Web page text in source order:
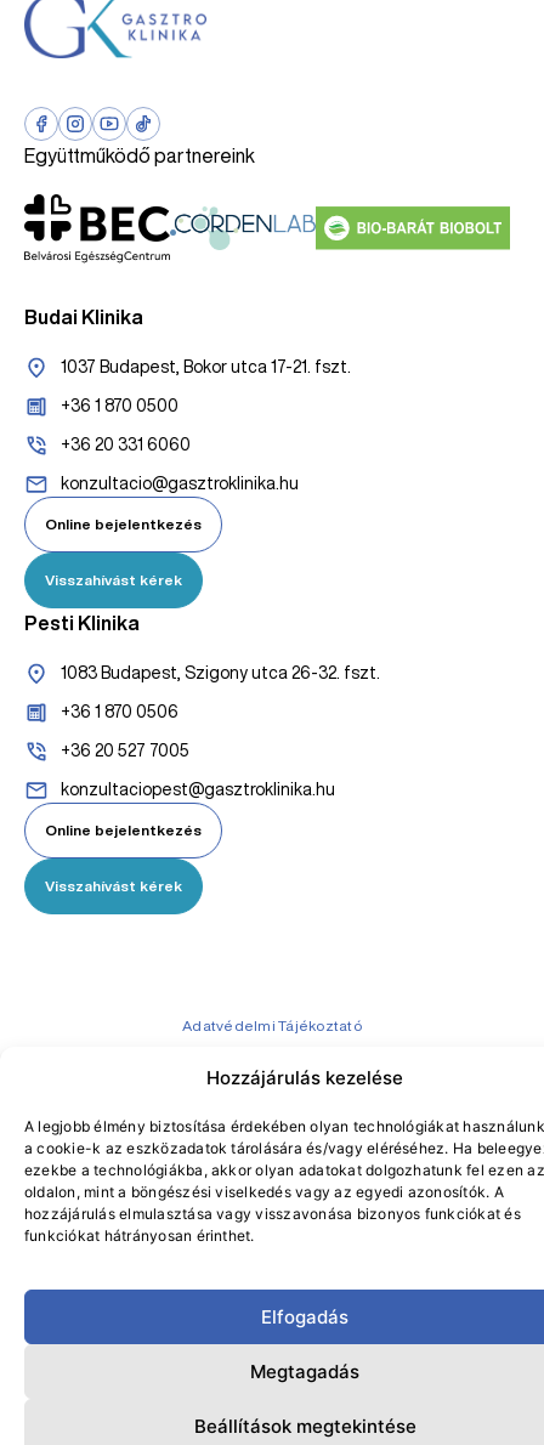
Hozzájárulás kezelése
A legjobb élmény biztosítása érdekében olyan technológiákat
a cookie-k az eszközadatok tárolására és/vagy eléréséhez. Ha
ezekbe a technológiákba, akkor olyan adatokat dolgozhatunk fel ezen az
oldalon, mint a böngészési viselkedés vagy az egyedi azonosítók. A
hozzájárulás elmulasztása vagy visszavonása bizonyos funkciókat és
funkciókat hátrányosan érinthet.
Elfogadás
Megtagadás
Beállítások megtekintése
Együttműködő partnereink
Budai Klinika
1037 Budapest, Bokor utca 17-21. fszt.
+36 1 870 0500
+36 20 331 6060
konzultacio@gasztroklinika.hu
Online bejelentkezés
Visszahívást kérek
Pesti Klinika
1083 Budapest, Szigony utca 26-32. fszt.
+36 1 870 0506
+36 20 527 7005
konzultaciopest@gasztroklinika.hu
Online bejelentkezés
Visszahívást kérek
Adatvédelmi Tájékoztató
Általános Szerződési Feltételek
© GASZTROKLINIKA 2024 – Minden jog fenntartva.